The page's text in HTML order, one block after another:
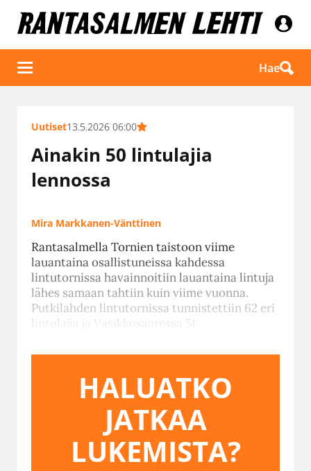
Hae
Uutiset13.5.2026 06:00
Ainakin 50 lintulajia
lennossa
Mira Markkanen-Vänttinen
Rantasalmella Tornien taistoon viime
lauantaina osallistuneissa kahdessa
lintutornissa havainnoitiin lauantaina lintuja
lähes samaan tahtiin kuin viime vuonna.
Putkilahden lintutornissa tunnistettiin 62 eri
lintulajia ja Vasikkosaaressa 51.
HALUATKO
JATKAA
LUKEMISTA?